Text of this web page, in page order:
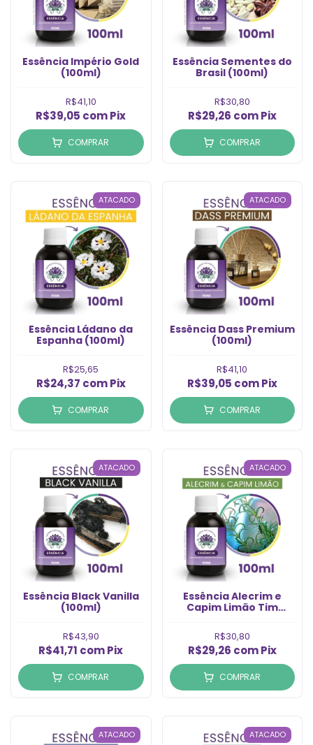
Essência Império Gold
(100ml)
R$41,10
R$39,05 comPix
COMPRAR
Essência Sementes do
Brasil (100ml)
R$30,80
R$29,26 com Pix
COMPRAR
ATACADO
Essência Ládano da
Espanha (100ml)
R$25,65
R$24,37 com Pix
COMPRAR
ATACADO
Essência Dass Premium
(100ml)
R$41,10
R$39,05 com Pix
COMPRAR
ATACADO
Essência Black Vanilla
(100ml)
R$43,90
R$41,71 comPix
COMPRAR
ATACADO
Essência Alecrim e
Capim Limão Tim
R$30,80
R$29,26 com Pix
COMPRAR
ATACADO ATACADO